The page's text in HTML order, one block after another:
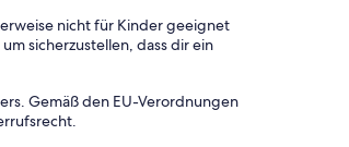
nicht für Kinder geeignet
sicherzustellen, dass dir ein
Gemäß den EU-Verordnungen